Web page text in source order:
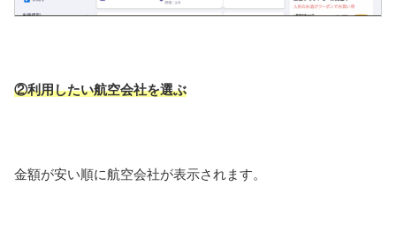
②利用したい航空会社を選ぶ
金額が安い順に航空会社が表示されます。